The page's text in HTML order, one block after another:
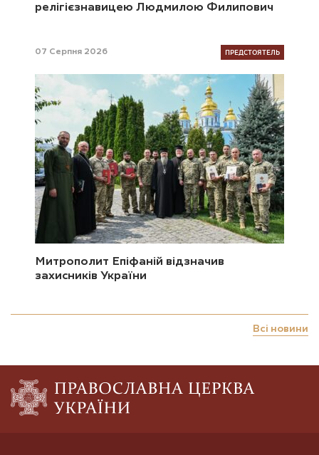
релігієзнавицею Людмилою Филипович
07 Серпня 2026 ПРЕДСТОЯТЕЛЬ
Митрополит Епіфаній відзначив
захисників України
Всі новини